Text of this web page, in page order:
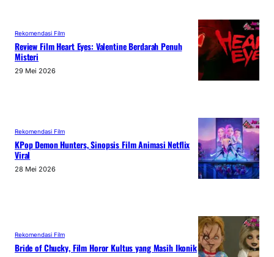
Rekomendasi Film
Review Film Heart Eyes: Valentine Berdarah Penuh
Misteri
29 Mei 2026
Rekomendasi Film
KPop Demon Hunters, Sinopsis Film Animasi Netflix
Viral
28 Mei 2026
Rekomendasi Film
Bride of Chucky, Film Horor Kultus yang Masih Ikonik